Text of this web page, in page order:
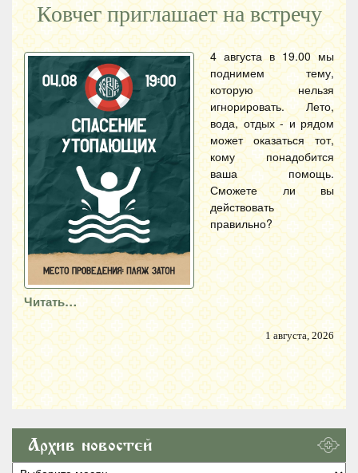
Ковчег приглашает на встречу
4 августа в 19.00 мы
поднимем тему,
которую нельзя
игнорировать. Лето,
вода, отдых - и рядом
может оказаться тот,
кому понадобится
ваша помощь.
Сможете ли вы
действовать
правильно?
Читать…
1 августа, 2026
Архив новостей
Архив